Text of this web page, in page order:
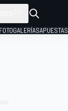
FOTOGALERÍASAPUESTAS